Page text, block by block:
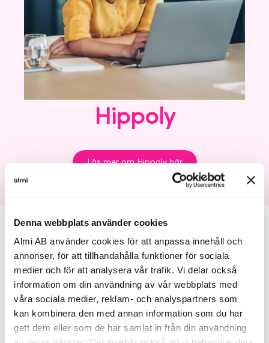
Denna webbplats använder cookies
Almi AB använder cookies för att anpassa innehåll och
annonser, för att tillhandahålla funktioner för sociala
medier och för att analysera vår trafik. Vi delar också
information om din användning av vår webbplats med
våra sociala medier, reklam- och analyspartners som
kan kombinera den med annan information som du har
gett dem eller som de har samlat in från din användning
Hippoly
Läs mer om Hippoly här
Hippolys plattform möjliggör ett smidigt samarbete
för styrelser. Hippoly erbjuder Almi Invests
portföljbolag att nyttja plattformen kostnadsfritt
under 12 månader, och därefter 50% rabatt på
Hippoly Pro.
Skapa konto på Hippolys hemsida, och uppgradera